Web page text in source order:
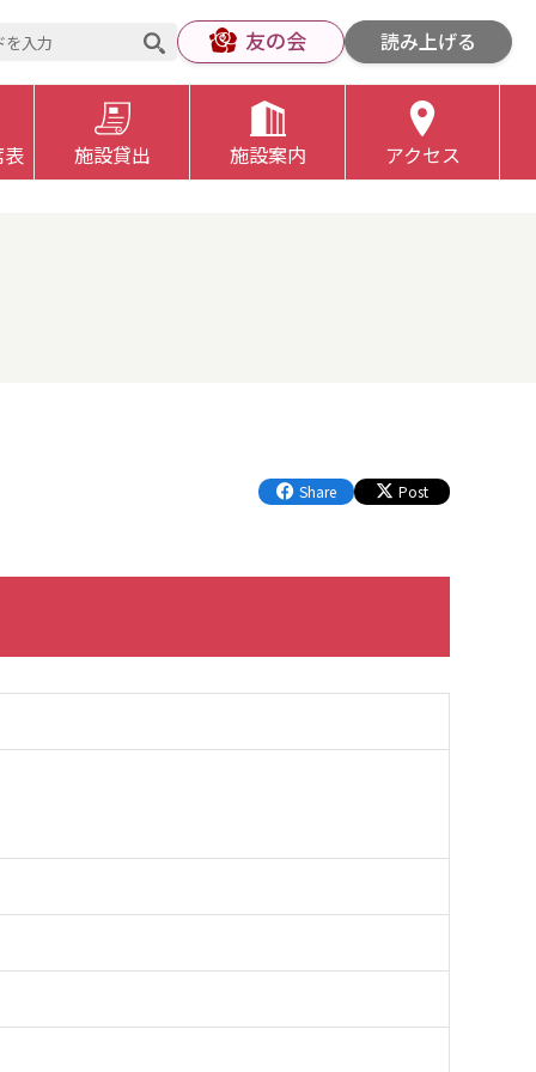
友の会 読み上げる
施設貸出 施設案内 アクセス
Share Post